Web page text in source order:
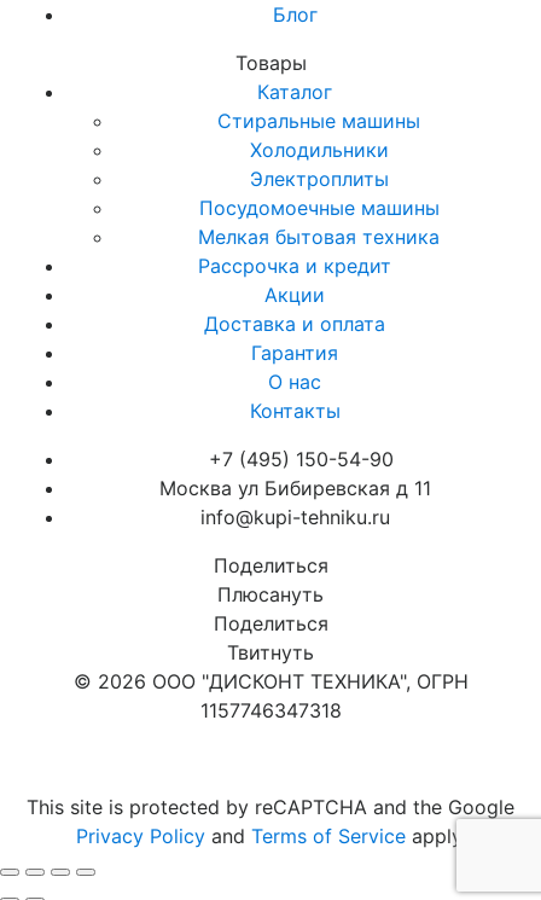
Блог
Товары
Каталог
Стиральные машины
Холодильники
Электроплиты
Посудомоечные машины
Мелкая бытовая техника
Рассрочка и кредит
Акции
Доставка и оплата
Гарантия
О нас
Контакты
+7 (495) 150-54-90
Москва ул Бибиревская д 11
info@kupi-tehniku.ru
Поделиться
Плюсануть
Поделиться
Твитнуть
© 2026 ООО "ДИСКОНТ ТЕХНИКА", ОГРН
1157746347318
This site is protected by reCAPTCHA and the Google
Privacy Policyand Terms of Serviceapply.